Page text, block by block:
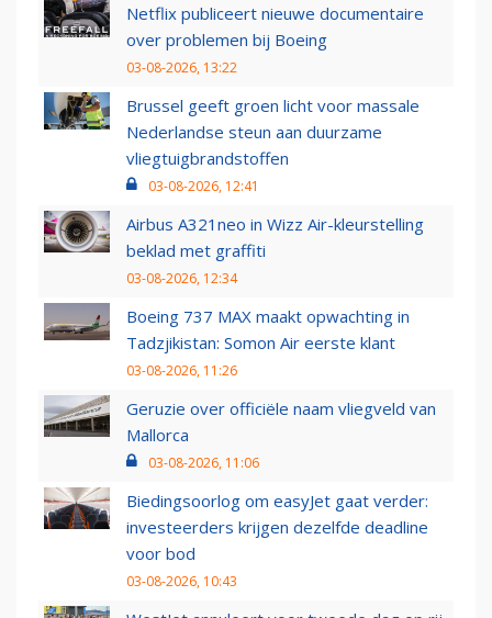
Netflix publiceert nieuwe documentaire
over problemen bij Boeing
03-08-2026, 13:22
Brussel geeft groen licht voor massale
Nederlandse steun aan duurzame
vliegtuigbrandstoffen
03-08-2026, 12:41
Airbus A321neo in Wizz Air-kleurstelling
beklad met graffiti
03-08-2026, 12:34
Boeing 737 MAX maakt opwachting in
Tadzjikistan: Somon Air eerste klant
03-08-2026, 11:26
Geruzie over officiële naam vliegveld van
Mallorca
03-08-2026, 11:06
Biedingsoorlog om easyJet gaat verder:
investeerders krijgen dezelfde deadline
voor bod
03-08-2026, 10:43